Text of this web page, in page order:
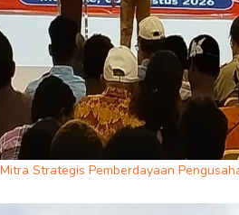
Strategis Pemberdayaan